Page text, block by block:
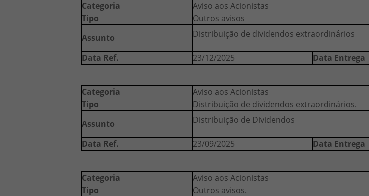
Categoria
Aviso aos Acionistas
Tipo
Outros avisos
Assunto
Distribuição de dividendos extraordinários
Data Ref. 23/12/2025 Data Entrega
Categoria Aviso aos Acionistas
Tipo
Distribuição de dividendos extraordinários.
Assunto
Distribuição de Dividendos
Data Ref. 23/09/2025 Data Entrega
Categoria Aviso aos Acionistas
Tipo
Outros avisos.